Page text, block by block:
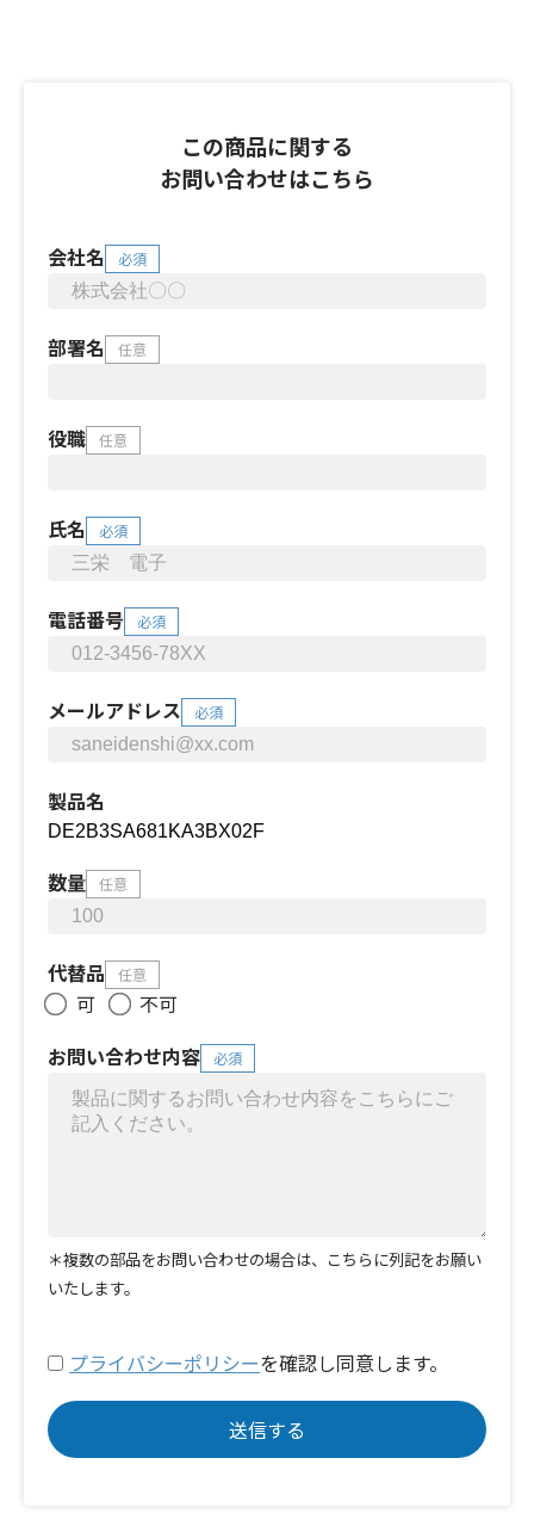
この商品に関する
お問い合わせはこちら
会社名 必須
部署名 任意
役職 任意
氏名 必須
電話番号 必須
メールアドレス 必須
製品名
数量 任意
代替品 任意
可
不可
お問い合わせ内容
必須
＊複数の部品をお問い合わせの場合は、こちらに列記をお願い
いたします。
プライバシーポリシーを確認し同意します。